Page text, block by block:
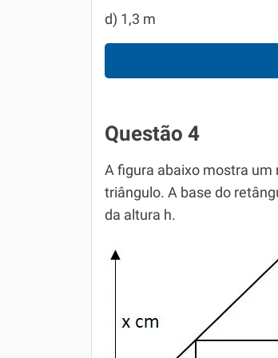
d) 1,3 m
Questão 4
A figura abaixo mostra um
triângulo. A base do
da altura h.